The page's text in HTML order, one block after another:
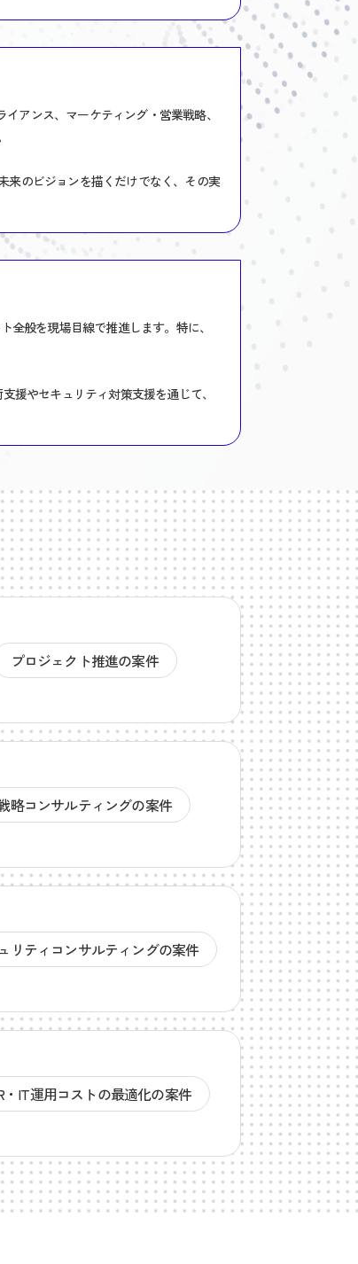
アンス、マーケティング・営業戦略、
来のビジョンを描くだけでなく、その実
般を現場目線で推進します。特に、
援やセキュリティ対策支援を通じて、
プロジェクト推進の案件
略コンサルティングの案件
リティコンサルティングの案件
・IT運用コストの最適化の案件